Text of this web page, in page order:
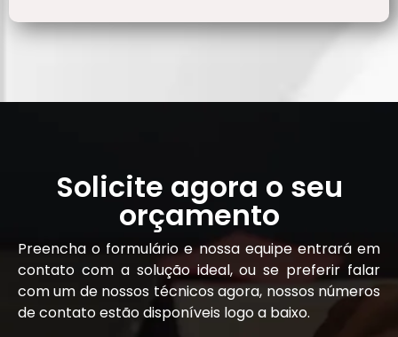
Solicite agora o seu
orçamento
Preencha o formulário e nossa equipe entrará em
contato com a solução ideal, ou se preferir falar
com um de nossos técnicos agora, nossos números
de contato estão disponíveis logo a baixo.